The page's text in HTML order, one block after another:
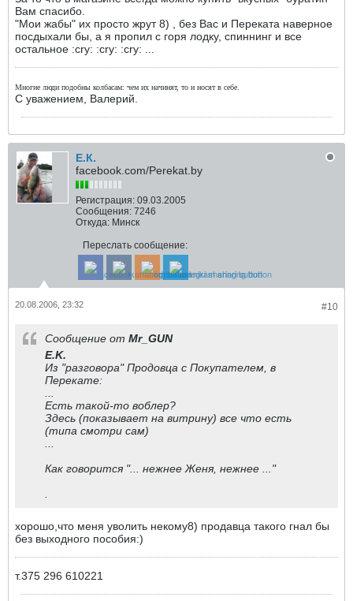
Вам спасибо.
"Мои жабы" их просто жрут 8) , без Вас и Переката наверное
посдыхали бы, а я пропил с горя лодку, спиннинг и все
остальное :cry: :cry: :cry: ...
Многие люди подобны колбасам: чем их начинят, то и носят в себе.
С уважением, Валерий.
Е.К.
facebook.com/Perekat.by
Регистрация: 09.03.2005
Сообщения: 7246
Откуда: Минск
Переслать сообщение:
#10
20.08.2006, 23:32
Сообщение от Mr_GUN
E.K.
Из "разговора" Продовца с Покупателем, в
Перекате:
Есть такой-то воблер?
Здесь (показывает на витрину) все что есть
(типа смотри сам)
Как говорится "... нежнее Женя, нежнее ..."
хорошо,что меня уволить некому8) продавца такого гнал бы
без выходного пособия:)
т.375 296 610221